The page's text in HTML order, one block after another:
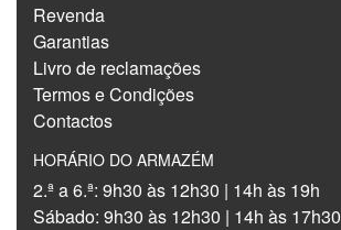
Revenda
Garantias
Livro de reclamações
Termos e Condições
Contactos
HORÁRIO DO ARMAZÉM
2.ª a 6.ª: 9h30 às 12h30 | 14h às 19h
Sábado: 9h30 às 12h30 | 14h às 17h30